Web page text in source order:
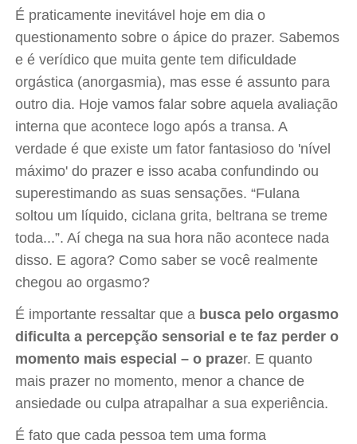
É praticamente inevitável hoje em dia o
questionamento sobre o ápice do prazer. Sabemos
e é verídico que muita gente tem dificuldade
orgástica (anorgasmia), mas esse é assunto para
outro dia. Hoje vamos falar sobre aquela avaliação
interna que acontece logo após a transa. A
verdade é que existe um fator fantasioso do 'nível
máximo' do prazer e isso acaba confundindo ou
superestimando as suas sensações. “Fulana
soltou um líquido, ciclana grita, beltrana se treme
toda...”. Aí chega na sua hora não acontece nada
disso. E agora? Como saber se você realmente
chegou ao orgasmo?
É importante ressaltar que a busca pelo orgasmo
dificulta a percepção sensorial e te faz perder o
momento mais especial – o prazer. E quanto
mais prazer no momento, menor a chance de
ansiedade ou culpa atrapalhar a sua experiência.
É fato que cada pessoa tem uma forma